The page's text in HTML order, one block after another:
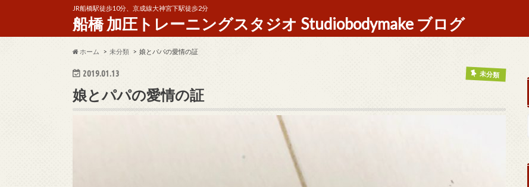
JR船橋駅徒歩10分、京成線大神宮下駅徒歩2分
船橋 加圧トレーニングスタジオ Studiobodymake ブログ
ホーム 未分類 娘とパパの愛情の証
2019.01.13 未分類
娘とパパの愛情の証